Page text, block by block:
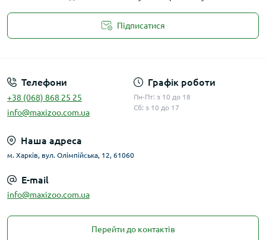
Підписатися
Телефони
+38 (068) 868 25 25
info@maxizoo.com.ua
Графік роботи
Пн-Пт: з 10 до 18
Сб: з 10 до 17
Наша адреса
м. Харків, вул. Олімпійська, 12, 61060
E-mail
info@maxizoo.com.ua
Перейти до контактів